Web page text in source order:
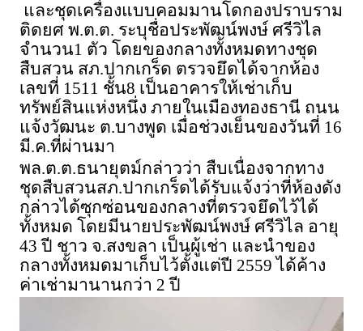
และชุดเครื่องแบบคอมมานโดกองปราบราม
ติดยศ พ.ต.ต. ระบุชื่อประพัฒน์พงษ์ ศรีวิไล
จำนวน1 ตัว โดยของกลางทั้งหมดทางชุด
สืบสวน สภ.ปากเกร็ด ตรวจยึดได้จากห้อง
เลขที่ 1511 ชั้น8 เป็นอาคารให้เช่าเก็บ
ทรัพย์สินแห่งหนึ่ง ภายในเมืองทองธานี ถนน
แจ้งวัฒนะ ต.บางพูด เมื่อช่วงเย็นของวันที่ 16
มี.ค.ที่ผ่านมา
พล.ต.ต.ธนายุตม์กล่าวว่า สืบเนื่องจากทาง
ชุดสืบสวนสภ.ปากเกร็ดได้รับแจ้งว่าที่ห้องดัง
กล่าวได้ซุกซ่อนของกลางที่ตรวจยึดไว้ได้
ทั้งหมด โดยมีนายประพัฒน์พงษ์ ศรีวิไล อายุ
43 ปี ชาว จ.สงขลา เป็นผู้เช่า และนำของ
กลางทั้งหมดมาเก็บไว้ตั้งแต่ปี 2559 ได้ค้าง
ค่าเช่ามานานกว่า 2 ปี